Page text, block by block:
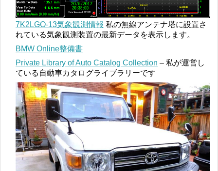
7K2LGO-13気象観測情報 私の無線アンテナ塔に設置さ
れている気象観測装置の最新データを表示します。
BMW Online整備書
Private Library of Auto Catalog Collection – 私が運営し
ている自動車カタログライブラリーです